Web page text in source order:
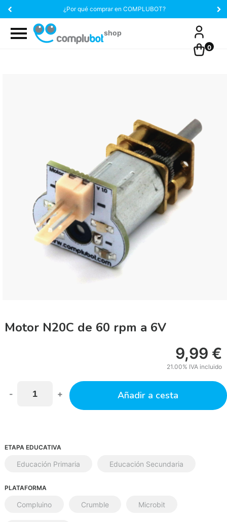
¿Por qué comprar en COMPLUBOT?
0
Motor N20C de 60 rpm a 6V
9,99 €
21.00% IVA incluido
- + Añadir a cesta
ETAPA EDUCATIVA
Educación Primaria Educación Secundaria
PLATAFORMA
Compluino Crumble Microbit